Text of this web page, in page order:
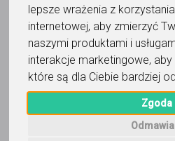
lepsze wrażenia z
internetowej, aby zmierzyć
naszymi produktami i
interakcje marketingowe,
które są dla Ciebie bardziej
Zgoda
Kamil Semeniuk
Wyślij